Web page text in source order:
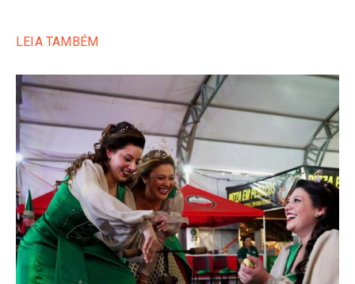
LEIA TAMBÉM